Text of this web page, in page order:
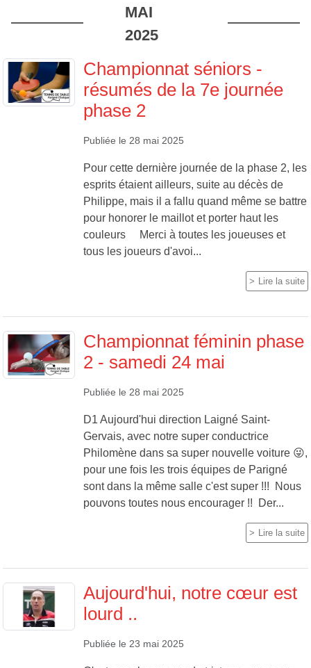
MAI
2025
Championnat séniors -
résumés de la 7e journée
phase 2
Publiée le 28 mai 2025
Pour cette dernière journée de la phase 2, les
esprits étaient ailleurs, suite au décès de
Philippe, mais il a fallu quand même se battre
pour honorer le maillot et porter haut les
couleurs Merci à toutes les joueuses et
tous les joueurs d'avoi...
Lire la suite
Championnat féminin phase
2 - samedi 24 mai
Publiée le 28 mai 2025
D1 Aujourd'hui direction Laigné Saint-
Gervais, avec notre super conductrice
Philomène dans sa super nouvelle voiture 😜,
pour une fois les trois équipes de Parigné
sont dans la même salle c'est super !!! Nous
pouvons toutes nous encourager !! Der...
Lire la suite
Aujourd'hui, notre cœur est
lourd ..
Publiée le 23 mai 2025